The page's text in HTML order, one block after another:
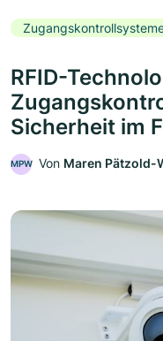
RFID-
Sicherheit im
MPW Von Maren Pätzold-